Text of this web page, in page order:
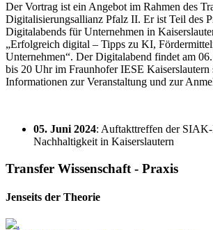
Der Vortrag ist ein Angebot im Rahmen des
Digitalisierungsallianz Pfalz II. Er ist Teil des
Digitalabends für Unternehmen in
„Erfolgreich digital – Tipps zu KI,
Unternehmen“. Der Digitalabend findet am
bis 20 Uhr im Fraunhofer IESE Kaiserslautern
Informationen zur Veranstaltung und zur
05. Juni 2024: Auftakttreffen der
Nachhaltigkeit in Kaiserslautern
Transfer Wissenschaft - Praxis
Jenseits der Theorie